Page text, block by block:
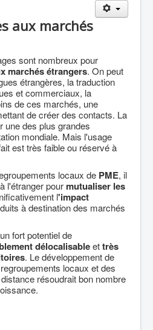
aux marchés
sont nombreux pour
marchés étrangers. On peut
étrangères, la traduction
et commerciaux, la
de ces marchés, une
de créer des contacts. La
une des plus grandes
mondiale. Mais l'usage
est très faible ou réservé à
locaux de PME, il
l'étranger pour mutualiser les
l'impact
à destination des marchés
fort potentiel de
délocalisableettrès
. Le développement de
locaux et des
résoudrait bon nombre